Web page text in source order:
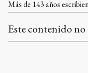
Más de 143 años
Este contenido